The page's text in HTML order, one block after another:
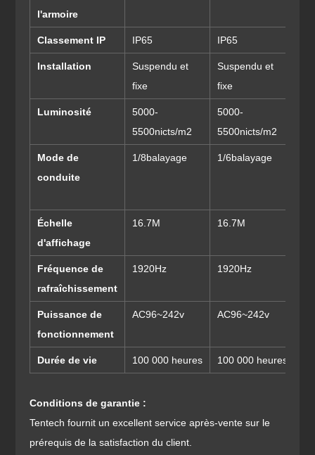
l'armoire
Classement IP IP65 IP65
Installation
Suspendu et
fixe
Suspendu et
fixe
Luminosité
5000-
5500nicts/m2
5000-
5500nicts/m2
Mode de
conduite
1/8balayage 1/6balayage
Échelle
d'affichage
16.7M 16.7M
Fréquence de
rafraîchissement
1920Hz 1920Hz
Puissance de
fonctionnement
AC96~242v AC96~242v
Durée de vie 100 000 heures 100 000 heures
Conditions de garantie :
Tentech fournit un excellent service après-vente sur le
prérequis de la satisfaction du client.